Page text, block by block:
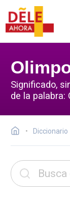
Significado,
de la palabra:
Diccionario